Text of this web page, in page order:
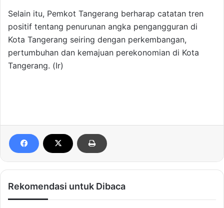
Selain itu, Pemkot Tangerang berharap catatan tren
positif tentang penurunan angka pengangguran di
Kota Tangerang seiring dengan perkembangan,
pertumbuhan dan kemajuan perekonomian di Kota
Tangerang. (Ir)
Rekomendasi untuk Dibaca